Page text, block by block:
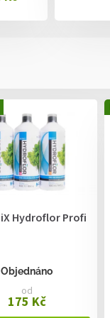
Hydroflor Profi
Objednáno
od
175 Kč